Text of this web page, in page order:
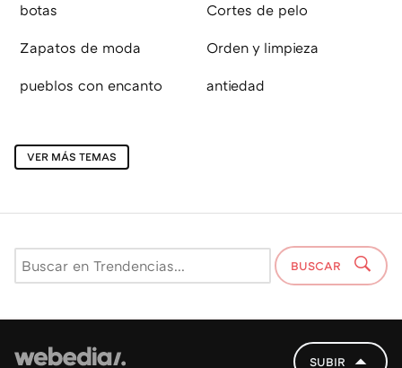
botas Cortes de pelo
Zapatos de moda Orden y limpieza
pueblos con encanto antiedad
VER MÁS TEMAS
BUSCAR
SUBIR